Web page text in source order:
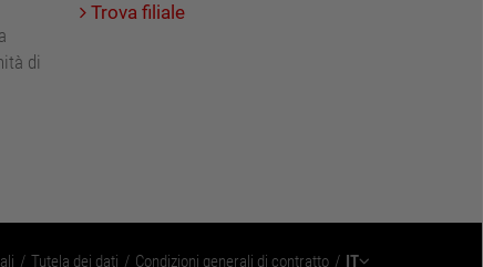
di
Trova filiale
Tutela dei dati Condizioni generali di contratto IT